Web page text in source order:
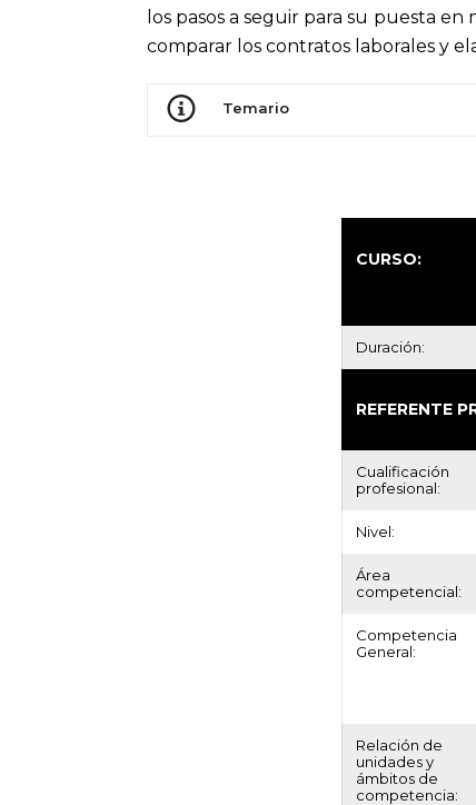
los pasos a seguir para su puesta
comparar los contratos laborales y
Temario
CURSO:
Duración:
REFERENTE
Cualificación
profesional:
Nivel:
Área
competencial:
Competencia
General:
Relación de
unidades y
ámbitos de
competencia: